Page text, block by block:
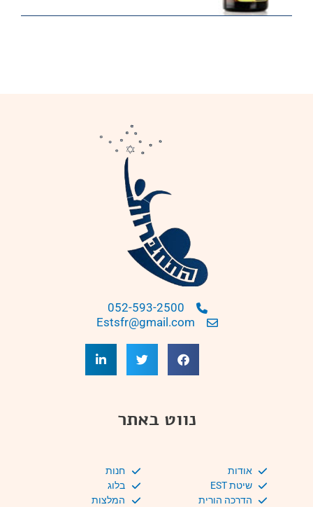
052-593-2500
Estsfr@gmail.com
נווט באתר
אודות
שיטת EST
הדרכה הורית
חנות
בלוג
המלצות